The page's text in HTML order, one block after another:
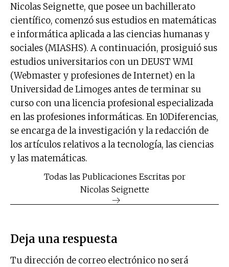
Nicolas Seignette, que posee un bachillerato
científico, comenzó sus estudios en matemáticas
e informática aplicada a las ciencias humanas y
sociales (MIASHS). A continuación, prosiguió sus
estudios universitarios con un DEUST WMI
(Webmaster y profesiones de Internet) en la
Universidad de Limoges antes de terminar su
curso con una licencia profesional especializada
en las profesiones informáticas. En 10Diferencias,
se encarga de la investigación y la redacción de
los artículos relativos a la tecnología, las ciencias
y las matemáticas.
Todas las Publicaciones Escritas por
Nicolas Seignette
Deja una respuesta
Tu dirección de correo electrónico no será